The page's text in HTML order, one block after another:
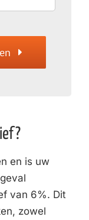
en is uw
van 6%. Dit
zowel